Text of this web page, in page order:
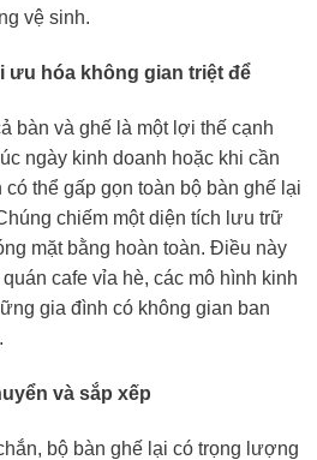
vệ sinh.
ưu hóa không gian triệt để
bàn và ghế là một lợi thế cạnh
ngày kinh doanh hoặc khi cần
thể gấp gọn toàn bộ bàn ghế lại
chiếm một diện tích lưu trữ
mặt bằng hoàn toàn. Điều này
cafe vỉa hè, các mô hình kinh
gia đình có không gian ban
và sắp xếp
bộ bàn ghế lại có trọng lượng